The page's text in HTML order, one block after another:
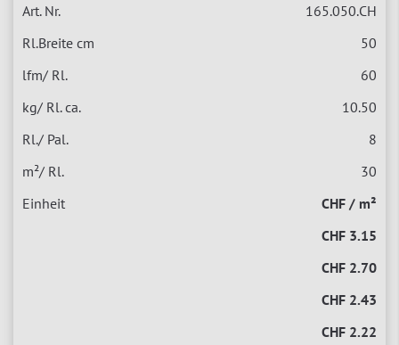
165.050.CH
50
60
10.50
8
30
CHF / m²
CHF 3.15
CHF 2.70
CHF 2.43
CHF 2.22